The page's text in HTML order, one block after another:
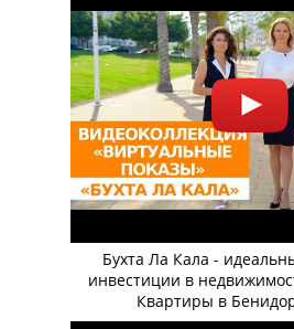
Бухта Ла Кала -
инвестиции в
Квартиры в